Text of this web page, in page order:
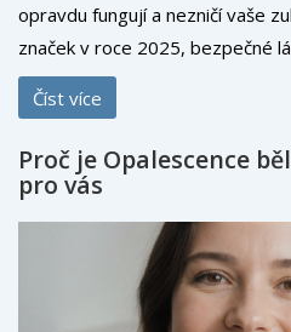
opravdu fungují a nezničí vaše
značek v roce 2025, bezpečné
měli vyhnout.
Číst více
Proč je Opalescence
pro vás